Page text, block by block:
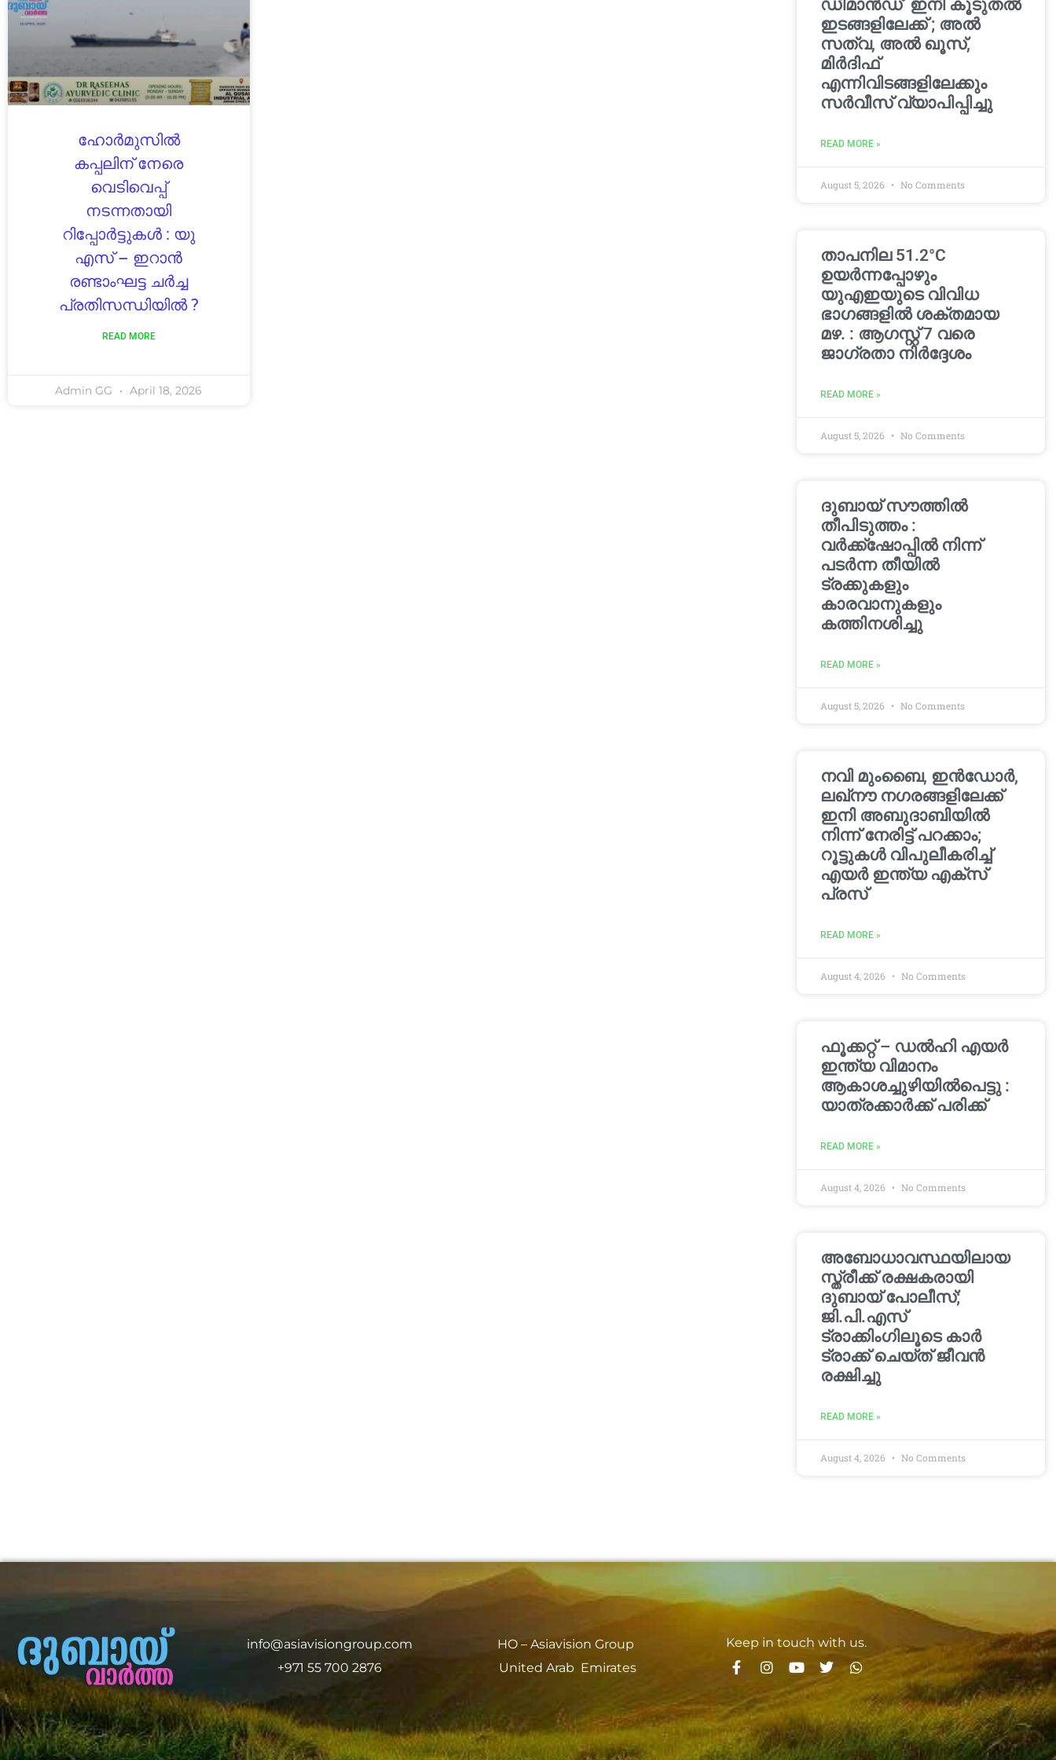
ഹോർമുസിൽ
കപ്പലിന് നേരെ
വെടിവെപ്പ്
നടന്നതായി
റിപ്പോർട്ടുകൾ : യു
എസ് – ഇറാൻ
രണ്ടാംഘട്ട ചർച്ച
പ്രതിസന്ധിയിൽ ?
READ MORE
Admin GG April 18, 2026
ഡിമാൻഡ്’ ഇനി കൂടുതൽ
ഇടങ്ങളിലേക്ക് ; അൽ
സത്വ, അൽ ഖൂസ്,
മിർദിഫ്
എന്നിവിടങ്ങളിലേക്കും
സർവീസ് വ്യാപിപ്പിച്ചു
READ MORE »
August 5, 2026 No Comments
താപനില 51.2°C
ഉയർന്നപ്പോഴും
യുഎഇയുടെ വിവിധ
ഭാഗങ്ങളിൽ ശക്തമായ
മഴ. : ആഗസ്റ്റ് 7 വരെ
ജാഗ്രതാ നിർദ്ദേശം
READ MORE »
August 5, 2026 No Comments
ദുബായ് സൗത്തിൽ
തീപിടുത്തം :
വർക്ക്‌ഷോപ്പിൽ നിന്ന്
പടർന്ന തീയിൽ
ട്രക്കുകളും
കാരവാനുകളും
കത്തിനശിച്ചു
READ MORE »
August 5, 2026 No Comments
നവി മുംബൈ, ഇൻഡോർ,
ലഖ്നൗ നഗരങ്ങളിലേക്ക്
ഇനി അബുദാബിയിൽ
നിന്ന് നേരിട്ട് പറക്കാം;
റൂട്ടുകൾ വിപുലീകരിച്ച്
എയർ ഇന്ത്യ എക്സ്
പ്രസ്
READ MORE »
August 4, 2026 No Comments
ഫൂക്കറ്റ് – ഡൽഹി എയര്‍
ഇന്ത്യ വിമാനം
ആകാശച്ചുഴിയില്‍പെട്ടു :
യാത്രക്കാര്‍ക്ക് പരിക്ക്
READ MORE »
August 4, 2026 No Comments
അബോധാവസ്ഥയിലായ
സ്ത്രീക്ക് രക്ഷകരായി
ദുബായ് പോലീസ്;
ജി.പി.എസ്
ട്രാക്കിംഗിലൂടെ കാർ
ട്രാക്ക് ചെയ്ത് ജീവൻ
രക്ഷിച്ചു
READ MORE »
August 4, 2026 No Comments
info@asiavisiongroup.com
+971 55 700 2876
HO – Asiavision Group
United Arab Emirates
Keep in touch with us.